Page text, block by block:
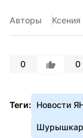
Авторы
0 0
Теги: Новости